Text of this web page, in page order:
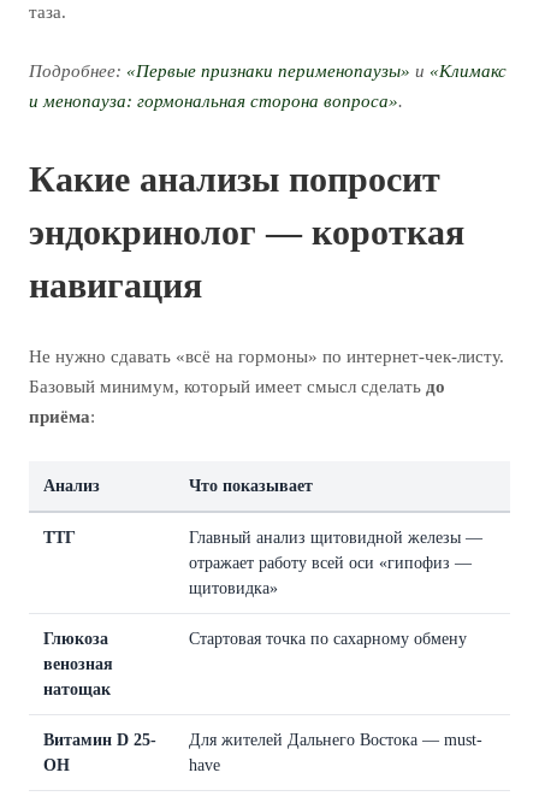
таза.
Подробнее: «Первые признаки перименопаузы» и «Климакс
и менопауза: гормональная сторона вопроса».
Какие анализы попросит
эндокринолог — короткая
навигация
Не нужно сдавать «всё на гормоны» по интернет-чек-листу.
Базовый минимум, который имеет смысл сделать до
приёма:
Анализ Что показывает
ТТГ
Главный анализ щитовидной железы —
отражает работу всей оси «гипофиз —
щитовидка»
Глюкоза
венозная
натощак
Стартовая точка по сахарному обмену
Витамин D 25-
OH
Для жителей Дальнего Востока — must-
have